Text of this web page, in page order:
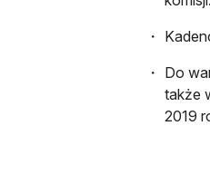
Do
także
2019